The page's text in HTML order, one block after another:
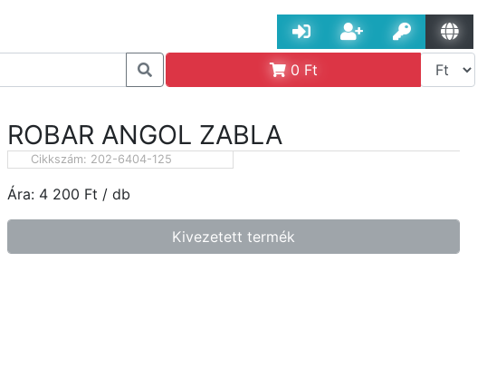
0 Ft
ROBAR ANGOL ZABLA
Cikkszám: 202-6404-125
Ára: 4 200 Ft / db
Kivezetett termék